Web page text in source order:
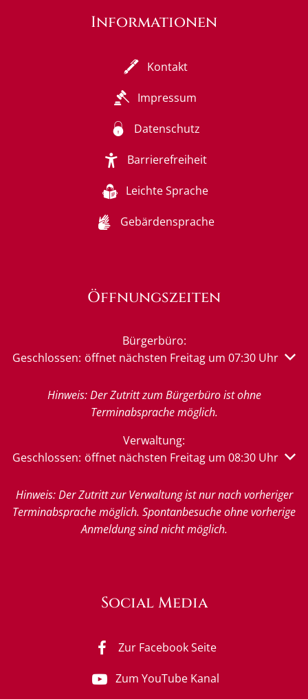
Informationen
Kontakt
Impressum
Datenschutz
Barrierefreiheit
Leichte Sprache
Gebärdensprache
Öffnungszeiten
Bürgerbüro:
Klicken, um weitere Öffnungs- oder Schließzeiten
Geschlossen: öffnet nächsten Freitag um 07:30 Uhr
Hinweis: Der Zutritt zum Bürgerbüro ist ohne
Terminabsprache möglich.
Verwaltung:
Klicken, um weitere Öffnungs- oder Schließzeiten
Geschlossen: öffnet nächsten Freitag um 08:30 Uhr
Hinweis: Der Zutritt zur Verwaltung ist nur nach vorheriger
Terminabsprache möglich. Spontanbesuche ohne vorherige
Anmeldung sind nicht möglich.
Social Media
Zur Facebook Seite
Zum YouTube Kanal